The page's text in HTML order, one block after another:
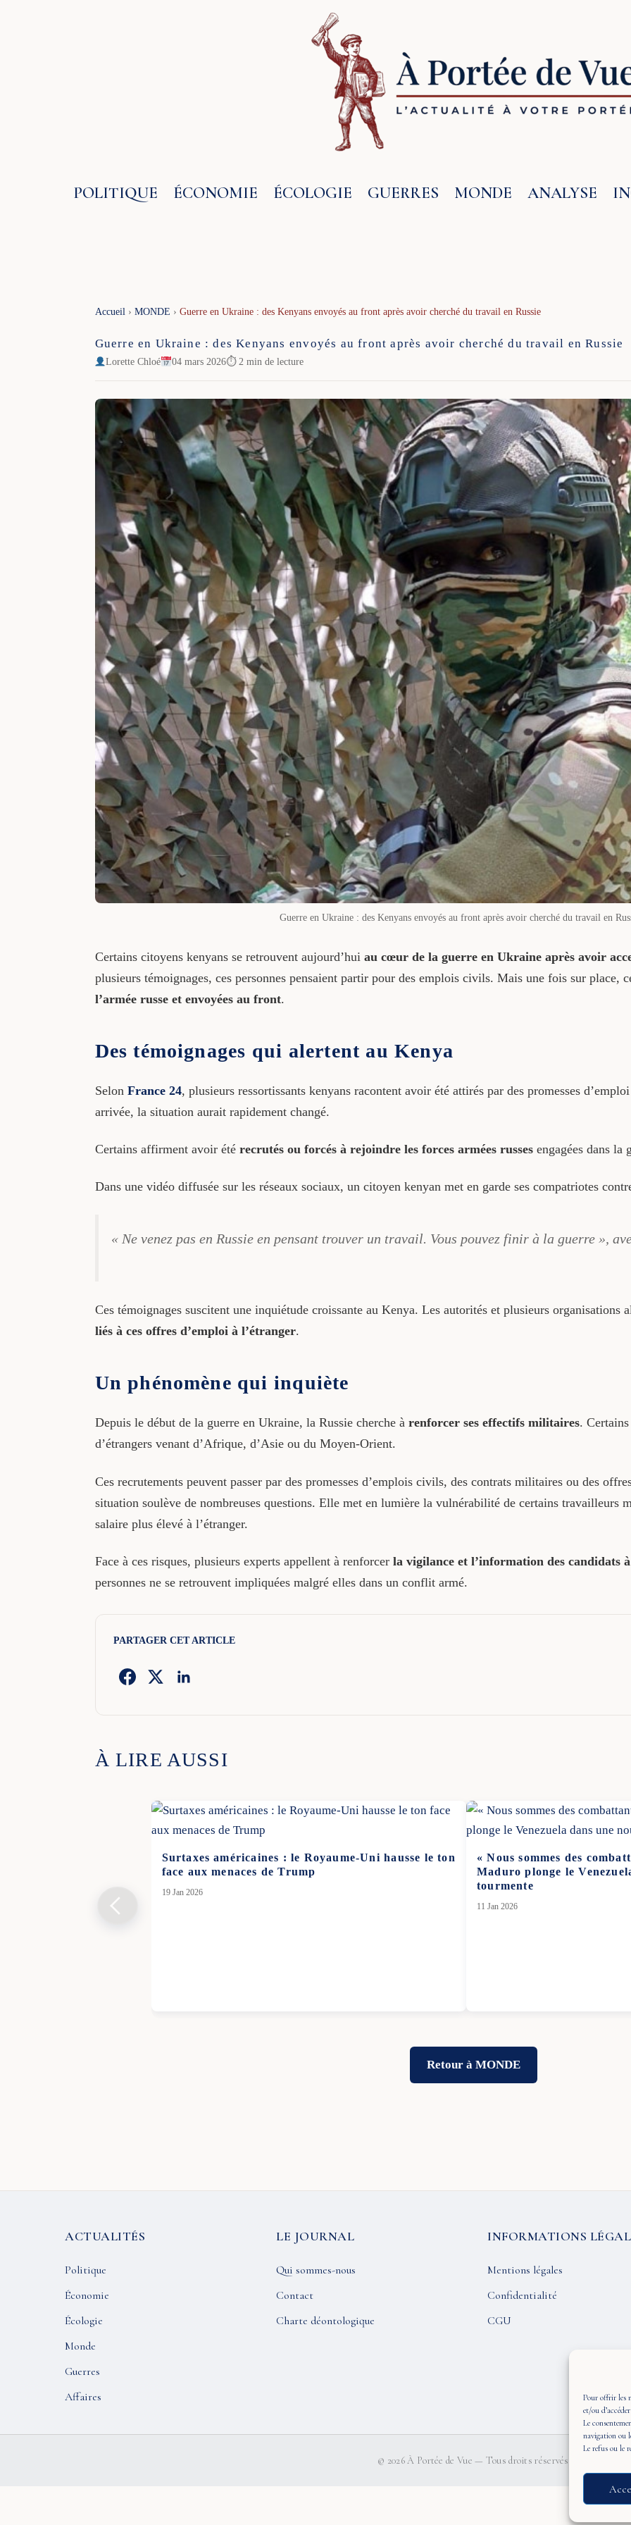
Pour offrir les
et/ou
Le
navigation ou
Le refus ou le
POLITIQUE ÉCONOMIE ÉCOLOGIE GUERRES MONDE ANALYSE
Accueil › MONDE › Guerre en Ukraine : des Kenyans envoyés au front après avoir cherché du travail en Russie
Guerre en Ukraine : des Kenyans envoyés au front après avoir cherché du travail en Russie
Lorette Chloé 04 mars 2026⏱ 2 min de lecture
Guerre en Ukraine : des Kenyans envoyés au front après avoir cherché du travail en
Certains citoyens kenyans se retrouvent aujourd’hui au cœur de la guerre en Ukraine après avoir
plusieurs témoignages, ces personnes pensaient partir pour des emplois civils. Mais une fois sur place,
l’armée russe et envoyées au front.
Des témoignages qui alertent au Kenya
Selon France 24, plusieurs ressortissants kenyans racontent avoir été attirés par des promesses
arrivée, la situation aurait rapidement changé.
Certains affirment avoir été recrutés ou forcés à rejoindre les forces armées russesengagées dans la
Dans une vidéo diffusée sur les réseaux sociaux, un citoyen kenyan met en garde ses compatriotes
« Ne venez pas en Russie en pensant trouver un travail. Vous pouvez finir à la guerre »,
Ces témoignages suscitent une inquiétude croissante au Kenya. Les autorités et plusieurs organisations
liés à ces offres d’emploi à l’étranger.
Un phénomène qui inquiète
Depuis le début de la guerre en Ukraine, la Russie cherche à renforcer ses effectifs militaires.
d’étrangers venant d’Afrique, d’Asie ou du Moyen-Orient.
Ces recrutements peuvent passer par des promesses d’emplois civils, des contrats militaires ou des
situation soulève de nombreuses questions. Elle met en lumière la vulnérabilité de certains travailleurs
salaire plus élevé à l’étranger.
Face à ces risques, plusieurs experts appellent à renforcer la vigilance et l’information des candidats
personnes ne se retrouvent impliquées malgré elles dans un conflit armé.
PARTAGER CET ARTICLE
À LIRE AUSSI
Surtaxes américaines : le Royaume-Uni hausse le ton
face aux menaces de Trump
19 Jan 2026
« Nous sommes des
Maduro plonge le
tourmente
11 Jan 2026
Retour à MONDE
ACTUALITÉS
Politique
Économie
Écologie
Monde
Guerres
Affaires
LE JOURNAL
Qui sommes-nous
Contact
Charte déontologique
INFORMATIONS
Mentions légales
Confidentialité
CGU
© 2026 À Portée de Vue — Tous droits réservés